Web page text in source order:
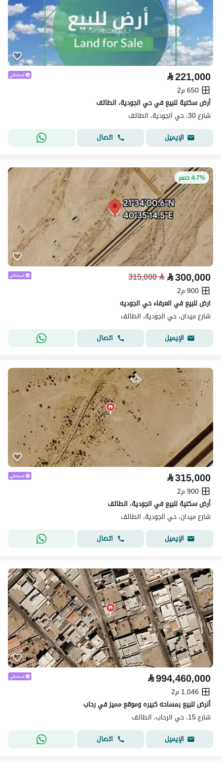
⃁221,000
650 م2
أرض سكنية للبيع في حي الجودية، الطائف
شارع 30، حي الجودية، الطائف
الإيميل
اتصال
4.7% خصم
⃁300,000
⃁
315,000
900 م2
ارض للبيع في العرفاء حي الجوديه
شارع ميدان، حي الجودية، الطائف
الإيميل
اتصال
⃁315,000
900 م2
أرض سكنية للبيع في الجودية، الطائف
شارع ميدان، حي الجودية، الطائف
الإيميل
اتصال
⃁994,460,000
1,046 م2
ألرض للبيع بمساحه كبيره وموقع مميز في رحاب
شارع 15، حي الرحاب، الطائف
الإيميل
اتصال